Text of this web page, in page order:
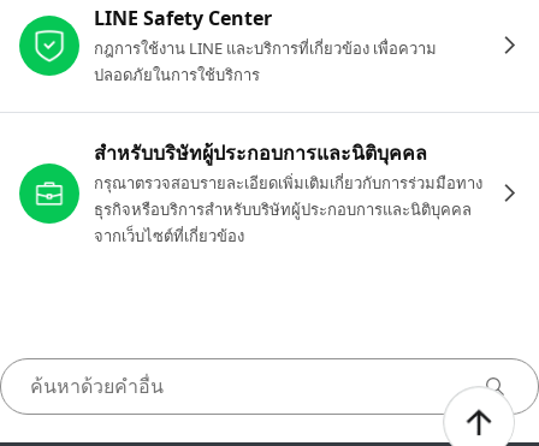
LINE Safety Center
กฎการใช้งาน LINE และบริการที่เกี่ยวข้อง เพื่อความ
ปลอดภัยในการใช้บริการ
สำหรับบริษัทผู้ประกอบการและนิติบุคคล
กรุณาตรวจสอบรายละเอียดเพิ่มเติมเกี่ยวกับการร่วมมือทาง
ธุรกิจหรือบริการสำหรับบริษัทผู้ประกอบการและนิติบุคคล
จากเว็บไซต์ที่เกี่ยวข้อง